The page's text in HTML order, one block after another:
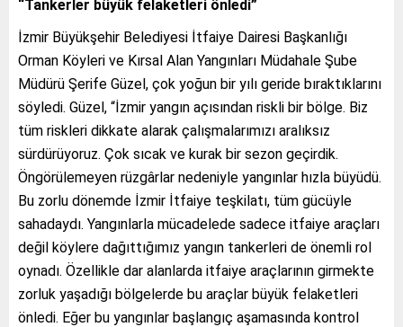
“Tankerler büyük felaketleri önledi”
İzmir Büyükşehir Belediyesi İtfaiye Dairesi Başkanlığı
Orman Köyleri ve Kırsal Alan Yangınları Müdahale Şube
Müdürü Şerife Güzel, çok yoğun bir yılı geride bıraktıklarını
söyledi. Güzel, “İzmir yangın açısından riskli bir bölge. Biz
tüm riskleri dikkate alarak çalışmalarımızı aralıksız
sürdürüyoruz. Çok sıcak ve kurak bir sezon geçirdik.
Öngörülemeyen rüzgârlar nedeniyle yangınlar hızla büyüdü.
Bu zorlu dönemde İzmir İtfaiye teşkilatı, tüm gücüyle
sahadaydı. Yangınlarla mücadelede sadece itfaiye araçları
değil köylere dağıttığımız yangın tankerleri de önemli rol
oynadı. Özellikle dar alanlarda itfaiye araçlarının girmekte
zorluk yaşadığı bölgelerde bu araçlar büyük felaketleri
önledi. Eğer bu yangınlar başlangıç aşamasında kontrol